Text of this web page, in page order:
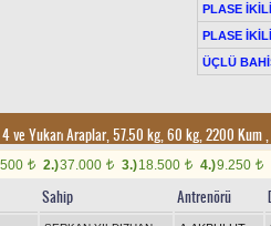
PLASE İKİLİ
PLASE İKİLİ
ÜÇLÜ
ve Yukarı Araplar, 57.50 kg, 60 kg, 2200 Kum,
t 2.)37.000 t 3.)18.500 t 4.)9.250 t
Sahip Antrenörü